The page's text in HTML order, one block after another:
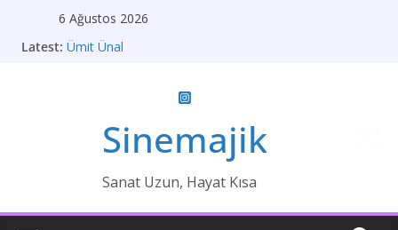
6 Ağustos 2026
Latest: Ümit Ünal
Kırık Bir Aşk Hikayesi
Sinemajik
Sanat Uzun, Hayat Kısa